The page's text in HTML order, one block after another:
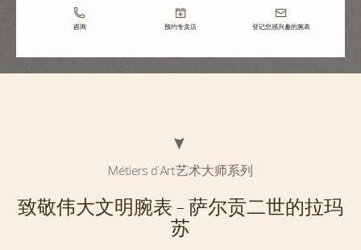
咨询 预约专卖店 登记您感兴趣的腕表
Métiers d'Art艺术大师系列
致敬伟大文明腕表 - 萨尔贡二世的拉玛
苏